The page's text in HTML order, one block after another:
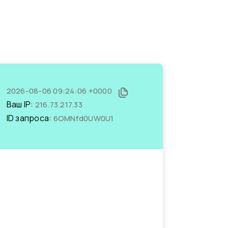
2026-08-06 09:24:06 +0000
Ваш IP: 216.73.217.33
ID запроса: 6OMNfd0UW0U1